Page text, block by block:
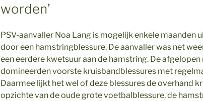
worden’
PSV-aanvaller Noa Lang is mogelijk enkele maanden
door een hamstringblessure. De aanvaller was net
een eerdere kwetsuur aan de hamstring. De afgelopen
domineerden voorste kruisbandblessures met
Daarmee lijkt het wel of deze blessures de overhand
opzichte van de oude grote voetbalblessure, de